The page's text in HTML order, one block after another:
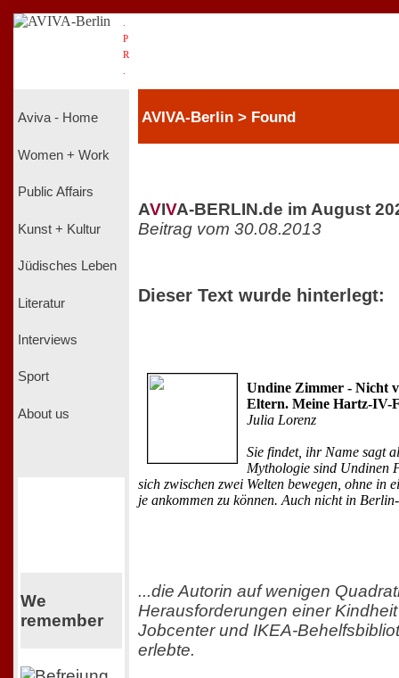
P
R
Aviva - Home
Women + Work
Public Affairs
Kunst + Kultur
Jüdisches Leben
Literatur
Interviews
Sport
About us
We
remember
AVIVA-Berlin > Found
AVIVA-BERLIN.de im August
Beitrag vom 30.08.2013
Dieser Text wurde hinterlegt:
Undine Zimmer - Nicht
Eltern. Meine Hartz-IV-
Julia Lorenz
Sie findet, ihr Name sagt
Mythologie sind Undinen
sich zwischen zwei Welten bewegen, ohne in
je ankommen zu können. Auch nicht in
...die Autorin auf wenigen
Herausforderungen einer
Jobcenter und IKEA-
erlebte.